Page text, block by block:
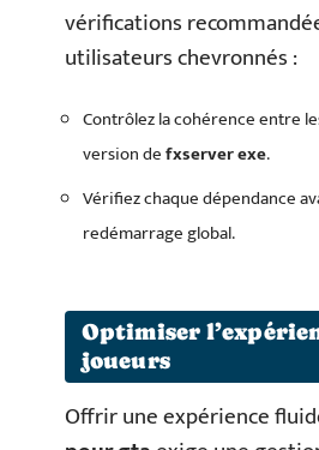
vérifications
utilisateurs chevronnés :
Contrôlez la cohérence entre
version defxserver exe.
Vérifiez chaque dépendance
redémarrage global.
Optimiser
joueurs
Offrir une expérience